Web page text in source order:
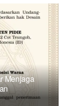
Menjaga